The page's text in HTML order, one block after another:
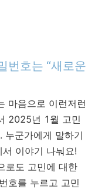
번호는 “새로운
마음으로 이런저런
2025년 1월 고민
누군가에게 말하기
이야기 나눠요!
로도 고민에 대한
호를 누르고 고민